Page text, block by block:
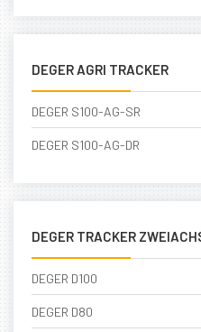
DEGER AGRI TRACKER
DEGER S100-AG-SR
DEGER S100-AG-DR
DEGER TRACKER
DEGER D100
DEGER D80